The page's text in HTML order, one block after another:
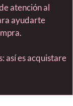
atención al
ayudarte
así es acquistare